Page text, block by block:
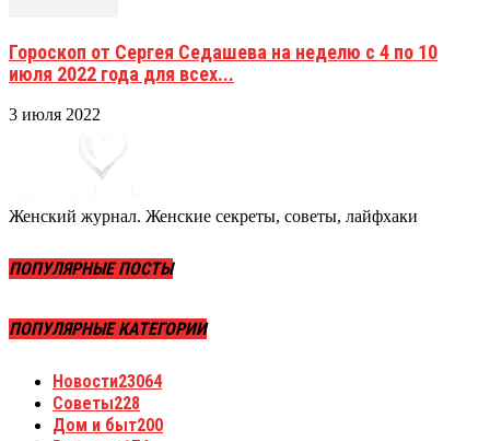
Гороскоп от Сергея Седашева на неделю с 4 по 10
июля 2022 года для всех...
3 июля 2022
Женский журнал. Женские секреты, советы, лайфхаки
ПОПУЛЯРНЫЕ ПОСТЫ
ПОПУЛЯРНЫЕ КАТЕГОРИИ
Новости23064
Советы228
Дом и быт200